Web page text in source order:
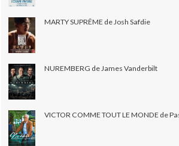
MARTY SUPRÊME de Josh Safdie
NUREMBERG de James Vanderbilt
VICTOR COMME TOUT LE MONDE de